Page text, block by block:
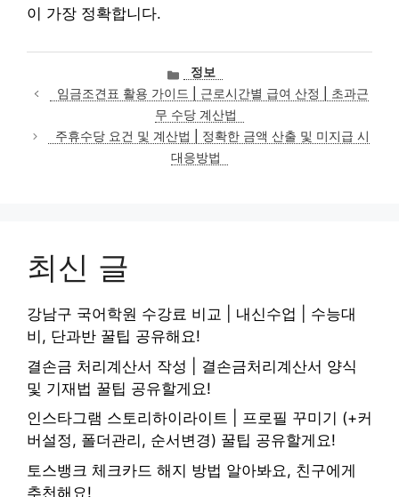
이 가장 정확합니다.
카
테
고
리
정보
임금조견표 활용 가이드 | 근로시간별 급여 산정 | 초과근
무 수당 계산법
주휴수당 요건 및 계산법 | 정확한 금액 산출 및 미지급 시
대응방법
최신 글
강남구 국어학원 수강료 비교 | 내신수업 | 수능대
비, 단과반 꿀팁 공유해요!
결손금 처리계산서 작성 | 결손금처리계산서 양식
및 기재법 꿀팁 공유할게요!
인스타그램 스토리하이라이트 | 프로필 꾸미기 (+커
버설정, 폴더관리, 순서변경) 꿀팁 공유할게요!
토스뱅크 체크카드 해지 방법 알아봐요, 친구에게
추천해요!